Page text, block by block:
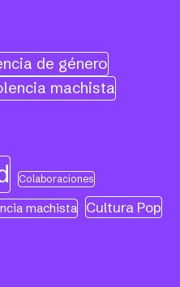
de género
machista
Colaboraciones
machista Cultura Pop